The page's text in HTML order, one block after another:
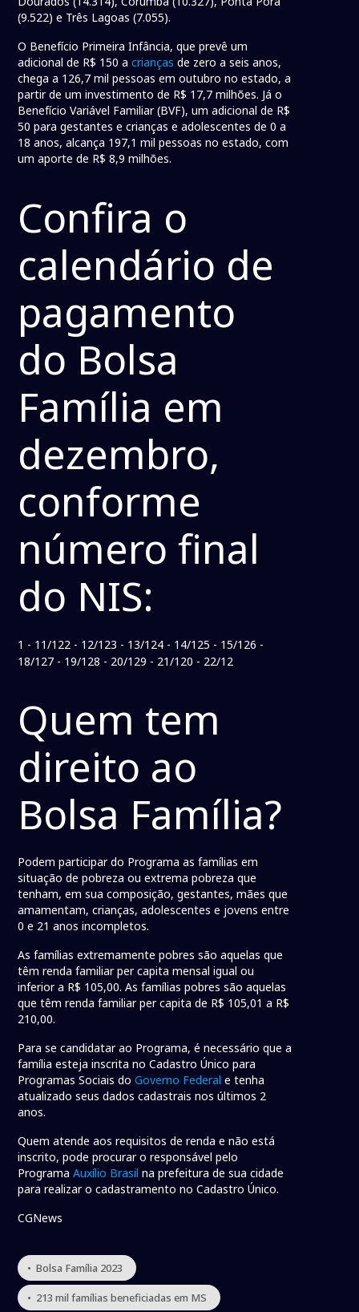
(9.522) e Três Lagoas (7.055).
O Benefício Primeira Infância, que prevê um
adicional de R$ 150 acrianças de zero a seis anos,
chega a 126,7 mil pessoas em outubro no estado, a
partir de um investimento de R$ 17,7 milhões. Já o
Benefício Variável Familiar (BVF), um adicional de R$
50 para gestantes e crianças e adolescentes de 0 a
18 anos, alcança 197,1 mil pessoas no estado, com
um aporte de R$ 8,9 milhões.
Confira o
calendário de
pagamento
do Bolsa
Família em
dezembro,
conforme
número final
do NIS:
1 - 11/122 - 12/123 - 13/124 - 14/125 - 15/126 -
18/127 - 19/128 - 20/129 - 21/120 - 22/12
Quem tem
direito ao
Bolsa Família?
Podem participar do Programa as famílias em
situação de pobreza ou extrema pobreza que
tenham, em sua composição, gestantes, mães que
amamentam, crianças, adolescentes e jovens entre
0 e 21 anos incompletos.
As famílias extremamente pobres são aquelas que
têm renda familiar per capita mensal igual ou
inferior a R$ 105,00. As famílias pobres são aquelas
que têm renda familiar per capita de R$ 105,01 a R$
210,00.
Para se candidatar ao Programa, é necessário que a
família esteja inscrita no Cadastro Único para
Programas Sociais doGoverno Federal e tenha
atualizado seus dados cadastrais nos últimos 2
anos.
Quem atende aos requisitos de renda e não está
inscrito, pode procurar o responsável pelo
ProgramaAuxílio Brasil na prefeitura de sua cidade
para realizar o cadastramento no Cadastro Único.
CGNews
• Bolsa Família 2023
• 213 mil famílias beneficiadas em MS